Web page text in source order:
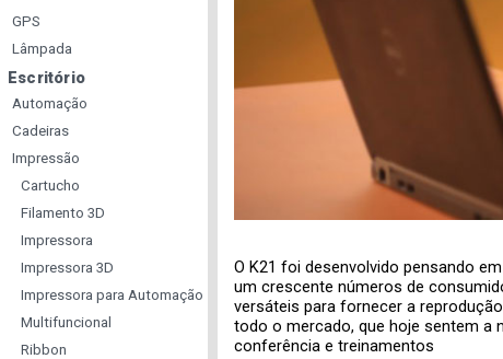
GPS
Lâmpada
Escritório
Automação
Cadeiras
Impressão
Cartucho
Filamento 3D
Impressora
Impressora 3D
Impressora para Automação
Multifuncional
Ribbon
O K21 foi desenvolvido pensando
um crescente números de
versáteis para fornecer a
todo o mercado, que hoje sentem a
conferência e treinamentos